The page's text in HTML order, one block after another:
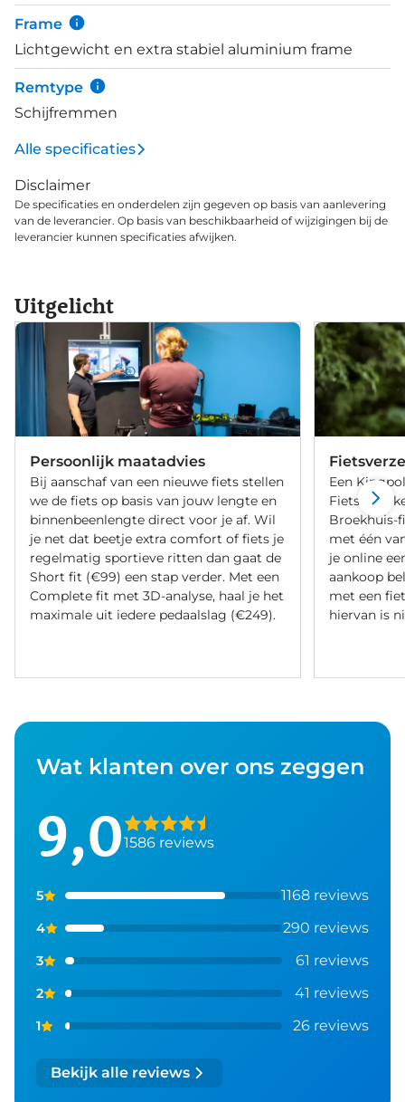
Frame
Lichtgewicht en extra stabiel aluminium frame
Remtype
Schijfremmen
Alle specificaties
Disclaimer
De specificaties en onderdelen zijn gegeven op basis van aanlevering
van de leverancier. Op basis van beschikbaarheid of wijzigingen bij de
leverancier kunnen specificaties afwijken.
Uitgelicht
Persoonlijk maatadvies
Bij aanschaf van een nieuwe fiets stellen
we de fiets op basis van jouw lengte en
binnenbeenlengte direct voor je af. Wil
je net dat beetje extra comfort of fiets je
regelmatig sportieve ritten dan gaat de
Short fit (€99) een stap verder. Met een
Complete fit met 3D-analyse, haal je het
maximale uit iedere pedaalslag (€249).
Een
Broekhuis-
met één
je online
aankoop
met een
hiervan is
Wat klanten over ons zeggen
9,01586 reviews
5 1168 reviews
4 290 reviews
3 61 reviews
2 41 reviews
1 26 reviews
Bekijk alle reviews